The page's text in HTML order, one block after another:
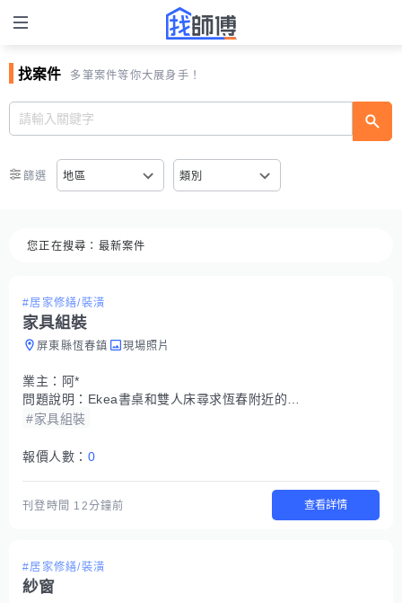
找案件 多筆案件等你大展身手！
篩選 地區 類別
您正在搜尋： 最新案件
#居家修繕/裝潢
家具組裝
屏東縣恆春鎮 現場照片
業主： 阿*
問題說明： Ekea書桌和雙人床尋求恆春附近的師傅
#家具組裝
報價人數： 0
刊登時間 12分鐘前 查看詳情
#居家修繕/裝潢
紗窗